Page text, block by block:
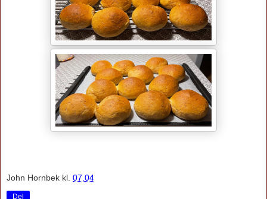
John Hornbek kl. 07.04
Del